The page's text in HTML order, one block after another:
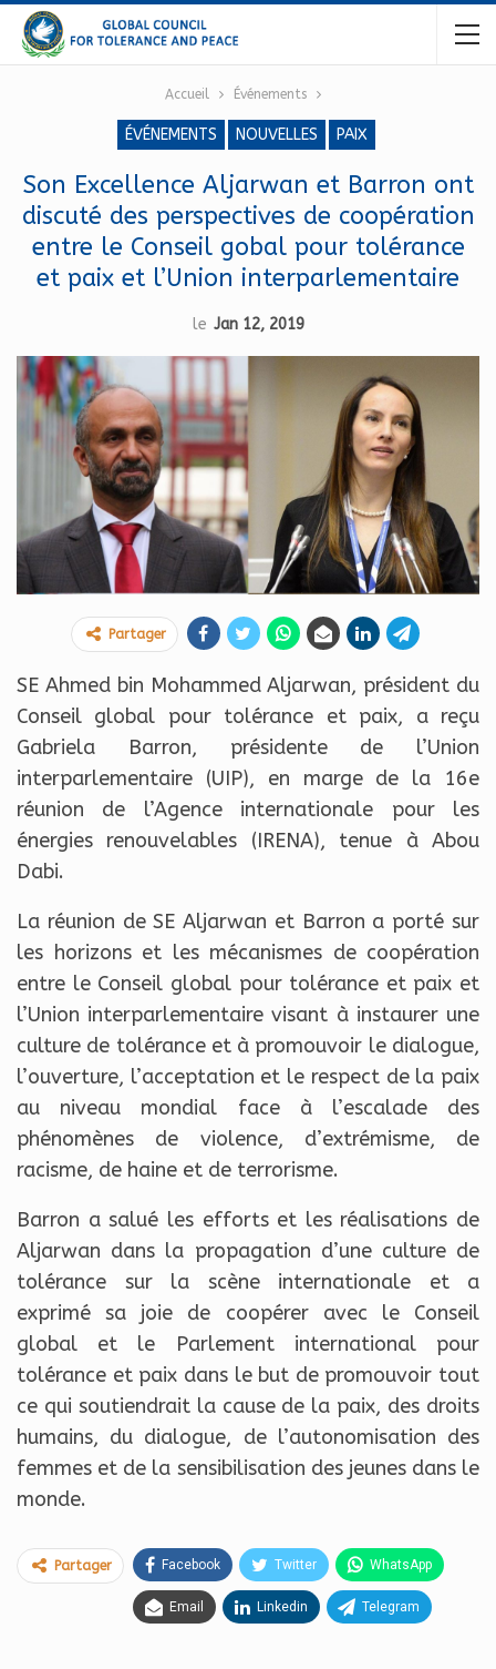
Accueil Événements
ÉVÉNEMENTS NOUVELLES PAIX
Son Excellence Aljarwan et Barron ont
discuté des perspectives de coopération
entre le Conseil gobal pour tolérance
et paix et l’Union interparlementaire
le Jan 12, 2019
Partager
SE Ahmed bin Mohammed Aljarwan, président du
Conseil global pour tolérance et paix, a reçu
Gabriela Barron, présidente de l’Union
interparlementaire (UIP), en marge de la 16e
réunion de l’Agence internationale pour les
énergies renouvelables (IRENA), tenue à Abou
Dabi.
La réunion de SE Aljarwan et Barron a porté sur
les horizons et les mécanismes de coopération
entre le Conseil global pour tolérance et paix et
l’Union interparlementaire visant à instaurer une
culture de tolérance et à promouvoir le dialogue,
l’ouverture, l’acceptation et le respect de la paix
au niveau mondial face à l’escalade des
phénomènes de violence, d’extrémisme, de
racisme, de haine et de terrorisme.
Barron a salué les efforts et les réalisations de
Aljarwan dans la propagation d’une culture de
tolérance sur la scène internationale et a
exprimé sa joie de coopérer avec le Conseil
global et le Parlement international pour
tolérance et paix dans le but de promouvoir tout
ce qui soutiendrait la cause de la paix, des droits
humains, du dialogue, de l’autonomisation des
femmes et de la sensibilisation des jeunes dans le
monde.
Partager Facebook Twitter WhatsApp
Email Linkedin Telegram